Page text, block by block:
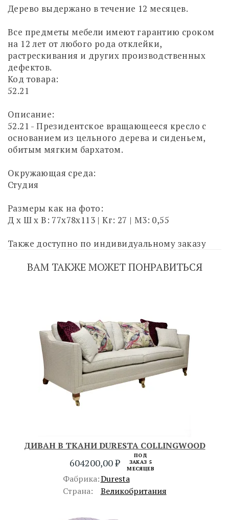
Дерево выдержано в течение 12 месяцев.
Все предметы мебели имеют гарантию сроком
на 12 лет от любого рода отклейки,
растрескивания и других производственных
дефектов.
Код товара:
52.21
Описание:
52.21 - Президентское вращающееся кресло с
основанием из цельного дерева и сиденьем,
обитым мягким бархатом.
Окружающая среда:
Студия
Размеры как на фото:
Д х Ш х В: 77x78x113 | Кг: 27 | М3: 0,55
Также доступно по индивидуальному заказу
ВАМ ТАКЖЕ МОЖЕТ ПОНРАВИТЬСЯ
ДИВАН В ТКАНИ DURESTA COLLINGWOOD
604200,00₽
ПОД
ЗАКАЗ 5
МЕСЯЦЕВ
Фабрика:Duresta
Страна:
Великобритания